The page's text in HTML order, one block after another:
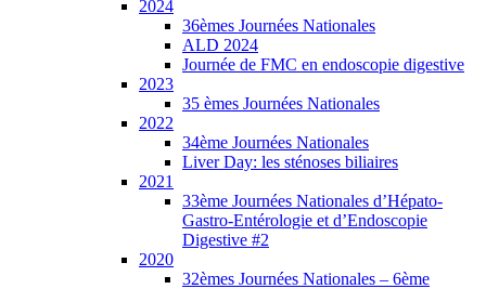
2024
36èmes Journées Nationales
ALD 2024
Journée de FMC en endoscopie digestive
2023
35 èmes Journées Nationales
2022
34ème Journées Nationales
Liver Day: les sténoses biliaires
2021
33ème Journées Nationales d’Hépato-
Gastro-Entérologie et d’Endoscopie
Digestive #2
2020
32èmes Journées Nationales – 6ème